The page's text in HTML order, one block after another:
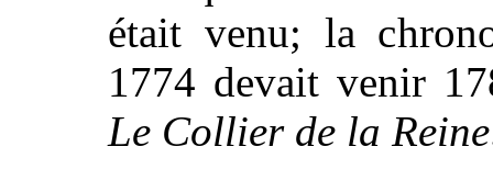
était venu; la
1774 devait venir
Le Collier de la Reine